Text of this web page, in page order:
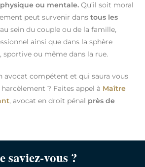
ou mentale. Qu’il soit moral
peut survenir danstous les
au sein du couple ou de la famille,
ainsi que dans la sphère
sportive ou même dans la rue.
avocat compétent et qui saura vous
? Faites appel à Maître
, avocat en droit pénal près de
saviez-vous ?